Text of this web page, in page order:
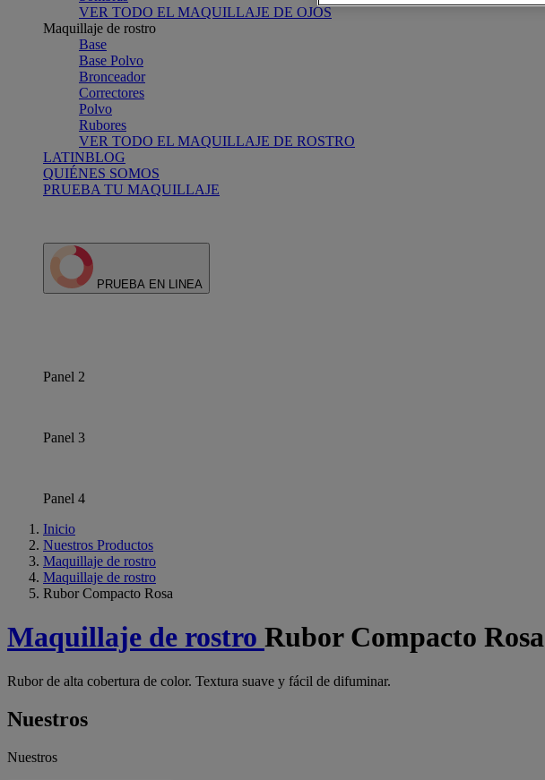
VER TODO EL MAQUILLAJE DE OJOS
Maquillaje de rostro
Base
Base Polvo
Bronceador
Correctores
Polvo
Rubores
VER TODO EL MAQUILLAJE DE ROSTRO
LATINBLOG
QUIÉNES SOMOS
PRUEBA TU MAQUILLAJE
PRUEBA EN LINEA
Panel 2
Panel 3
Panel 4
Inicio
Nuestros Productos
Maquillaje de rostro
Maquillaje de rostro
Rubor Compacto Rosa
Maquillaje de rostro Rubor Compacto Rosa
Rubor de alta cobertura de color. Textura suave y fácil de difuminar.
Nuestros
Nuestros